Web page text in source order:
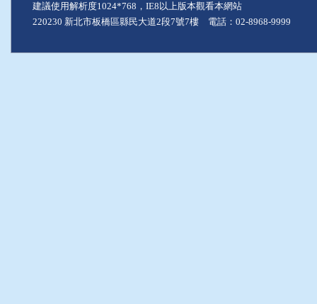
建議使用解析度1024*768，IE8以上版本觀看本網站
220230 新北市板橋區縣民大道2段7號7樓 電話：02-8968-9999